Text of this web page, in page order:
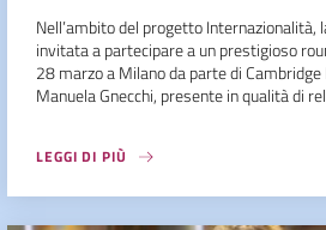
Nell’ambito del progetto
invitata a partecipare a un prestigioso
28 marzo a Milano da parte di
Manuela Gnecchi, presente in qualità di
LEGGI DI PIÙ